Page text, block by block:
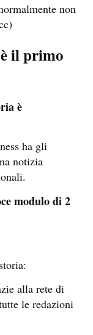
non
il primo
è
ha gli
notizia
modulo di 2
alla rete di
le redazioni